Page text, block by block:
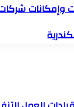
شركات